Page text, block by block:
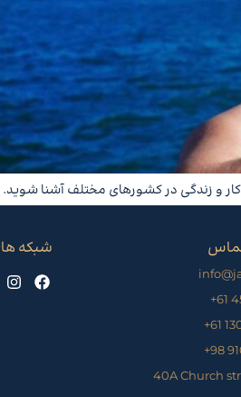
کار و زندگی در کشورهای مختلف آشنا شوید.
40A Church
شبکه